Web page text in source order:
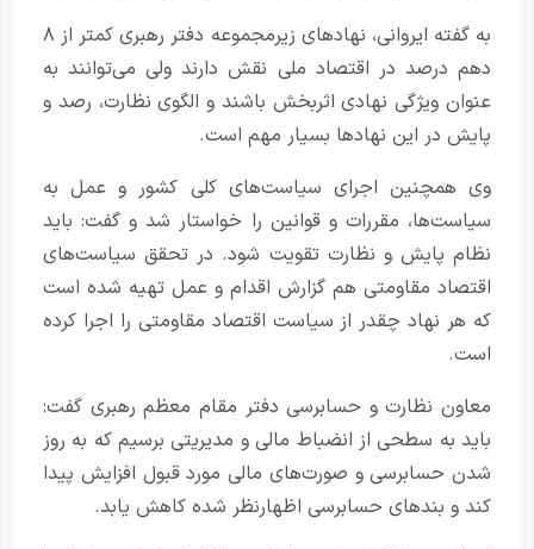
به گفته ایروانی، نهادهای زیرمجموعه دفتر رهبری کمتر از ۸
دهم درصد در اقتصاد ملی نقش دارند ولی می‌توانند به
عنوان ویژگی نهادی اثربخش باشند و الگوی نظارت، رصد و
پایش در این نهادها بسیار مهم است.
وی همچنین اجرای سیاست‌های کلی کشور و عمل به
سیاست‌ها، مقررات و قوانین را خواستار شد و گفت: باید
نظام پایش و نظارت تقویت شود. در تحقق سیاست‌های
اقتصاد مقاومتی هم گزارش اقدام و عمل تهیه شده است
که هر نهاد چقدر از سیاست اقتصاد مقاومتی را اجرا کرده
است.
معاون نظارت و حسابرسی دفتر مقام معظم رهبری گفت:
باید به سطحی از انضباط مالی و مدیریتی برسیم که به روز
شدن حسابرسی و صورت‌های مالی مورد قبول افزایش پیدا
کند و بندهای حسابرسی اظهارنظر شده کاهش یابد.